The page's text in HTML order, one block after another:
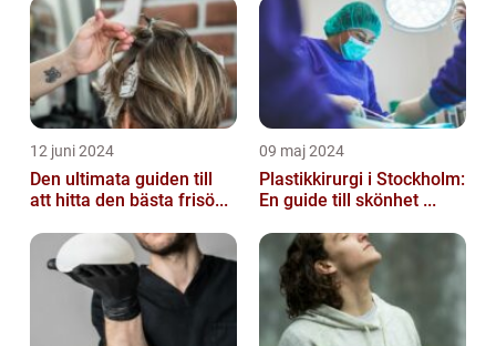
12 juni 2024
Den ultimata guiden till
att hitta den bästa frisö...
09 maj 2024
Plastikkirurgi i Stockholm:
En guide till skönhet ...